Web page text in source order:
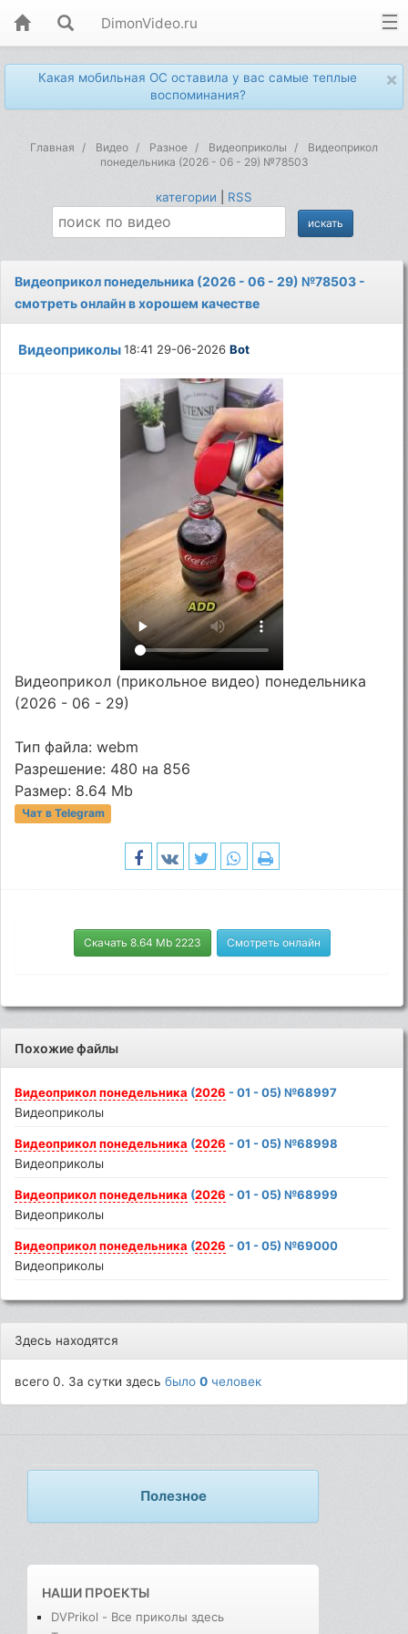
DimonVideo.ru
×
Какая мобильная ОС оставила у вас самые теплые
воспоминания?
Главная Видео Разное Видеоприколы
Видеоприкол
понедельника (2026 - 06 - 29) №78503
категории RSS
Видеоприкол понедельника (2026 - 06 - 29) №78503 -
смотреть онлайн в хорошем качестве
Видеоприколы18:41 29-06-2026Bot
Видеоприкол (прикольное видео) понедельника
(2026 - 06 - 29)
Тип файла: webm
Разрешение: 480 на 856
Размер: 8.64 Mb
Чат в Telegram
Скачать 8.64 Mb 2223 Смотреть онлайн
Похожие файлы
Видеоприкол понедельника (2026 - 01 - 05) №68997
Видеоприколы
Видеоприкол понедельника (2026 - 01 - 05) №68998
Видеоприколы
Видеоприкол понедельника (2026 - 01 - 05) №68999
Видеоприколы
Видеоприкол понедельника (2026 - 01 - 05) №69000
Видеоприколы
Здесь находятся
всего 0. За сутки здесьбыло0 человек
Полезное
НАШИ ПРОЕКТЫ
DVPrikol - Все приколы здесь